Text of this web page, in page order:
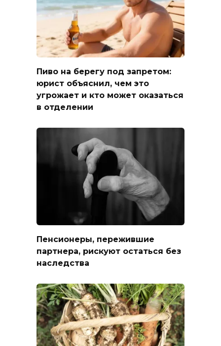
Пиво на берегу под запретом:
юрист объяснил, чем это
угрожает и кто может оказаться
в отделении
Пенсионеры, пережившие
партнера, рискуют остаться без
наследства